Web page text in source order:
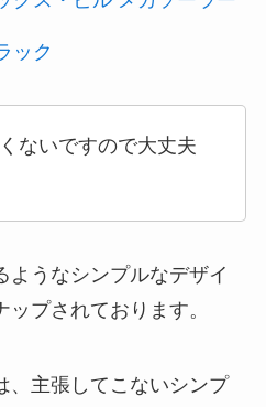
ック
ないですので大丈夫
ようなシンプルなデザイ
プされております。
、主張してこないシンプ